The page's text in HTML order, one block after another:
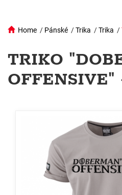
Home / Pánské /Trika /Trika /
TRIKO